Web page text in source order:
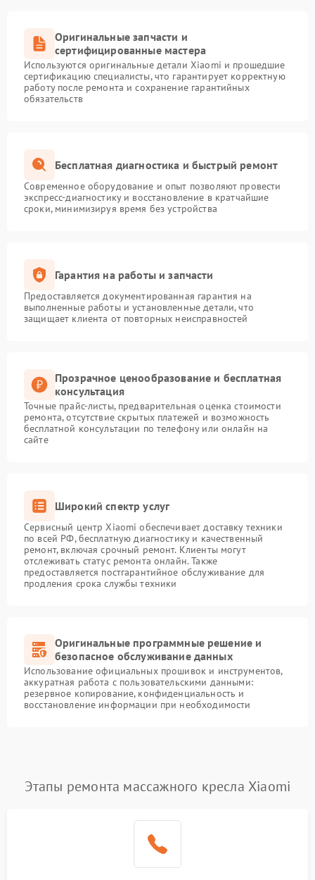
Оригинальные запчасти и
сертифицированные мастера
Используются оригинальные детали Xiaomi и прошедшие
сертификацию специалисты, что гарантирует корректную
работу после ремонта и сохранение гарантийных
обязательств
Бесплатная диагностика и быстрый ремонт
Современное оборудование и опыт позволяют провести
экспресс-диагностику и восстановление в кратчайшие
сроки, минимизируя время без устройства
Гарантия на работы и запчасти
Предоставляется документированная гарантия на
выполненные работы и установленные детали, что
защищает клиента от повторных неисправностей
Прозрачное ценообразование и бесплатная
консультация
Точные прайс-листы, предварительная оценка стоимости
ремонта, отсутствие скрытых платежей и возможность
бесплатной консультации по телефону или онлайн на
сайте
Широкий спектр услуг
Сервисный центр Xiaomi обеспечивает доставку техники
по всей РФ, бесплатную диагностику и качественный
ремонт, включая срочный ремонт. Клиенты могут
отслеживать статус ремонта онлайн. Также
предоставляется постгарантийное обслуживание для
продления срока службы техники
Оригинальные программные решение и
безопасное обслуживание данных
Использование официальных прошивок и инструментов,
аккуратная работа с пользовательскими данными:
резервное копирование, конфиденциальность и
восстановление информации при необходимости
Этапы ремонта массажного кресла Xiaomi